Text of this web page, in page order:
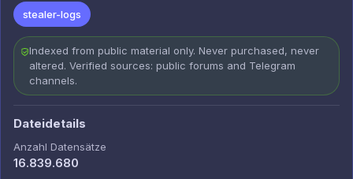
stealer-logs
Indexed from public material only. Never purchased, never
altered. Verified sources: public forums and Telegram
channels.
Dateidetails
Anzahl Datensätze
16.839.680